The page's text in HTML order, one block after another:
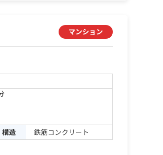
マンション
構造 鉄筋コンクリート